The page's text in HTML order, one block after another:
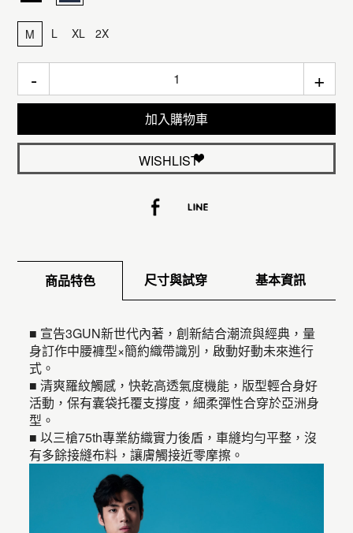
M L XL 2X
- +
加入購物車
WISHLIST
商品特色 尺寸與試穿 基本資訊
■ 宣告3GUN新世代內著，創新結合潮流與經典，量
身訂作中腰褲型×簡約織帶識別，啟動好動未來進行
式。
■ 清爽羅紋觸感，快乾高透氣度機能，版型輕合身好
活動，保有囊袋托覆支撐度，細柔彈性合穿於亞洲身
型。
■ 以三槍75th專業紡織實力後盾，車縫均勻平整，沒
有多餘接縫布料，讓膚觸接近零摩擦。